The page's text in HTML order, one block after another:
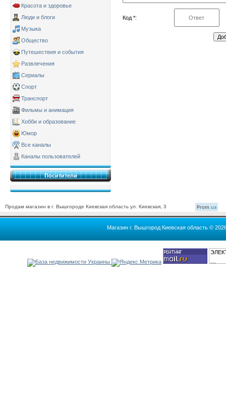
Красота и здоровье
Люди и блоги
Музыка
Общество
Путешествия и события
Развлечения
Сериалы
Спорт
Транспорт
Фильмы и анимация
Хобби и образование
Юмор
Все каналы
Каналы пользователей
Поситители
Код *:
Продам магазин в г. Вышгороде Киевская область ул. Киевская, 3 Prom.ua
Магазин г. Вышгород Киевская область ©